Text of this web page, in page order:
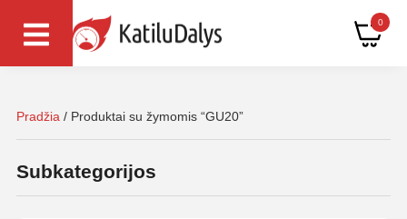
0
Pradžia / Produktai su žymomis “GU20”
Subkategorijos